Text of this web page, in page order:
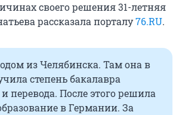
своего решения 31-летняя
рассказала порталу76.RU.
из Челябинска. Там она в
степень бакалавра
перевода. После этого решила
в Германии. За